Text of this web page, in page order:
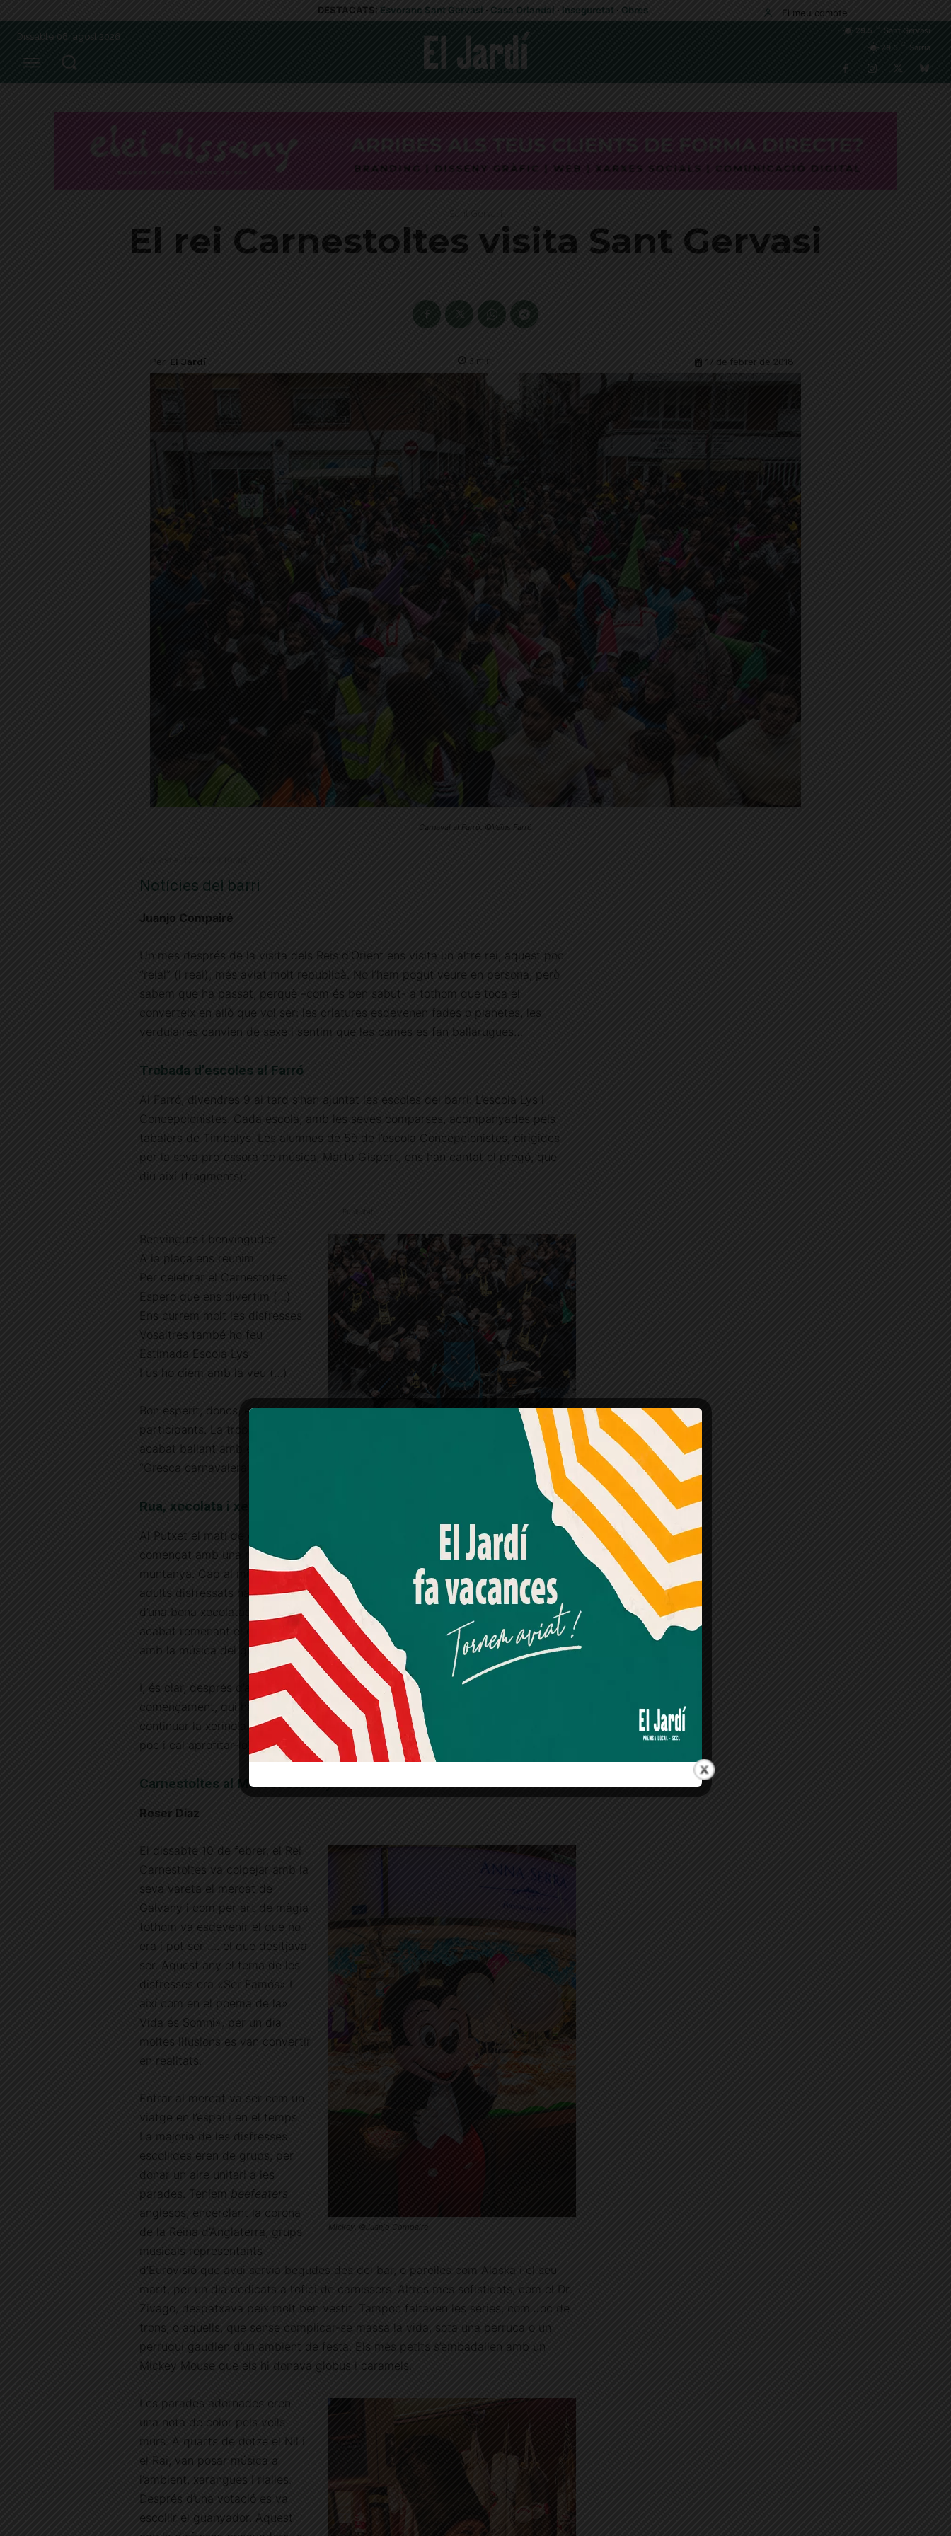
DESTACATS: Esvoranc Sant Gervasi · Casa Orlandai · Inseguretat · Obres El meu compte
Dissabte 08, agost 2026
29.5
Sant Gervasi
29.5
Sarrià
El rei Carnestoltes visita Sant Gervasi
Per El Jardí 3 min. 17 de febrer de 2018
Carnaval al Farró. ©Veïns Farró
Notícies del barri
Juanjo Compairé
Un mes després de la visita dels Reis d’Orient ens visita un altre rei, aquest poc
“reial” (i real), més aviat molt republicà. No l’hem pogut veure en persona, però
sabem que ha passat, perquè –com és ben sabut- a tothom que toca el
converteix en allò que vol ser: les criatures esdevenen fades o planetes, les
verdulaires canvien de sexe i sentim que les cames es fan ballarugues…
Trobada d’escoles al Farró
Al Farró, divendres 9 al tard s’han ajuntat les escoles del barri: L’escola Lys i
Concepcionistes. Cada escola, amb les seves comparses, acompanyades pels
tabalers de Timbalys. Les alumnes de 5è de l’escola Concepcionistes, dirigides
per la seva professora de música, Marta Gispert, ens han cantat el pregó, que
diu així (fragments):
Benvinguts i benvingudes
A la plaça ens reunim
Per celebrar el Carnestoltes
Espero que ens divertim (…)
Ens currem molt les disfresses
Vosaltres també ho feu
Estimada Escola Lys
I us ho diem amb la veu (…)
Bon esperit, doncs, entre els
participants. La trobada ha
acabat ballant amb el conjunt
“Gresca carnavalera”.
Rua, xocolata i xerinola al Putxet
Carnaval al Putxet. ©Juanjo Compairé
Al Putxet el matí de dissabte 10 ha
començat amb una rua fins a dalt de la
muntanya. Cap al migdia, els infants i
adults disfressats han pogut gaudir
d’una bona xocolatada. La festa ha
acabat remenant el cos infants i grans
amb la música del grup “Diversions”.
I, és clar, després d’aquest bon
començament, qui ha volgut ha pogut
continuar la xerinola en altres llocs. A gaudir, que el regne de Carnestoltes dura
poc i cal aprofitar-lo!
Carnestoltes al Mercat Galvany
Roser Díaz
Mickey. ©Juanjo Compairé
El dissabte 10 de febrer, el Rei
Carnestoltes va colpejar amb la
seva vareta el mercat de
Galvany i com per art de màgia
tothom va esdevenir el que no
era i pot ser …. el que desitjava
ser. Aquest any el tema de les
disfresses era «Ser Famós» I
així com en el poema de la»
Vida és Somni», per un dia
moltes il·lusions es van convertir
en realitats.
Entrar al mercat va ser com un
viatge en l’espai i en el temps.
La majoria de les disfresses
escollides eren de grups, per
donar un aire unitari a les
parades. Teníem beefeaters
anglesos, encerclant la corona
de la Reina d’Anglaterra, grups
musicals representants
d’Eurovisió que avui servia begudes des del bar, o parelles com Alaska i el seu
marit, per un dia dedicats a l’ofici de carnissers. Altres més sofisticats, com el Dr.
Zivago, despatxava peix molt ben vestit. Tampoc faltaven les sèries, com Joc de
trons, o aquells, que sense complicar-se massa la vida, sota una perruca o un
perruquí gaudien d’un ambient de festa. Els més petits s’embadalien amb un
Mickey Mouse que els hi donava globus i caramels.
Les parades adornades eren
una nota de color pels vells
murs. A quarts de dotze el Nil i
el Rai, van posar música a
l’ambient, xarangues i rialles.
Després d’una votació es va
escollir el guanyador. Aquest
Amb el seu acord, nosaltres fem servir galetes o
tecnologies similars per emmagatzemar, accedir i
processar dades personals com la seva visita a aquest lloc
web. Pot retirar el seu consentiment o oposar-se al
processament de dades basat en interessos legítims en
qualsevol moment fent clic a "Ajustos de cookies" o a la
nostra Política de privacitat en aquest lloc web. Si cliques
"acceptar" dones el teu consentiment
Més informació Acceptar Rebutjar tot
Quan l’usuari crea un compte al Diari el Jardí, dona el seu
consentiment explícit per rebre comunicacions
informatives relacionades amb el servei. Aquest
consentiment pot ser revocat en qualsevol moment
mitjançant l’enllaç de baixa present a tots els correus.